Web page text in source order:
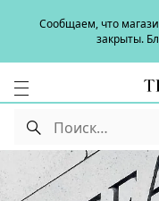
Сообщаем, что
закрыты.